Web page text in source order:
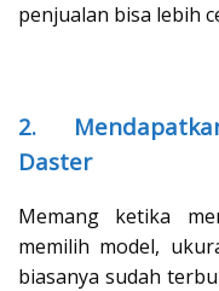
penjualan bisa lebih
2.
Daster
Memang ketika
memilih model,
biasanya sudah